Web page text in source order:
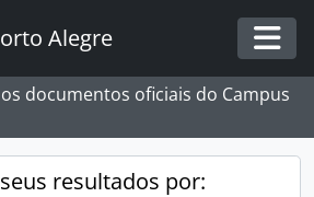
Alegre
documentos oficiais do Campus
resultados por: